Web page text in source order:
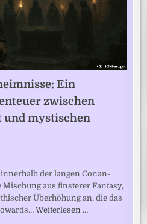
Ein
zwischen
und mystischen
der langen Conan-
aus finsterer Fantasy,
Überhöhung an, die das
Weiterlesen …